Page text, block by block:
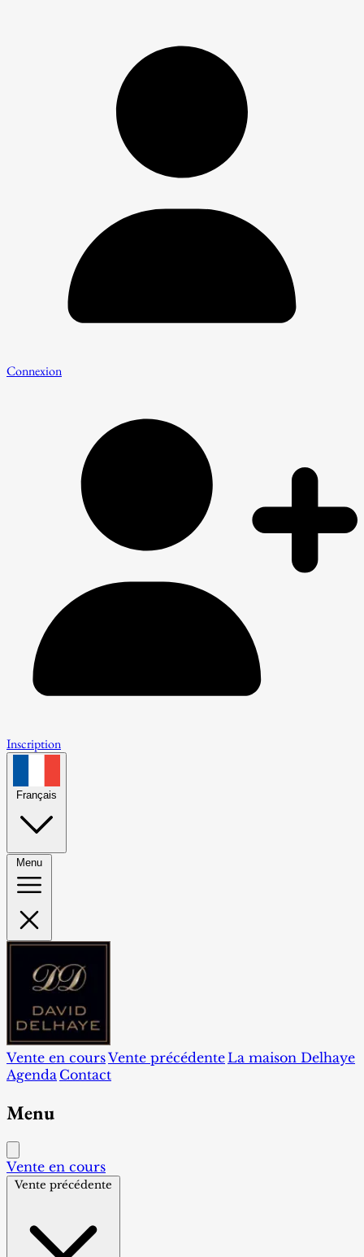
Connexion
Inscription
Français
Menu
Vente en coursVente précédente La maison Delhaye
Agenda Contact
Menu
Vente en cours
Vente précédente